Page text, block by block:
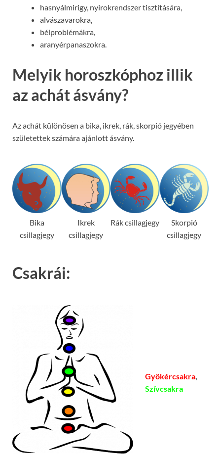
hasnyálmirigy, nyirokrendszer tisztítására,
alvászavarokra,
bélproblémákra,
aranyérpanaszokra.
Melyik horoszkóphoz illik
az achát ásvány?
Az achát különösen a bika, ikrek, rák, skorpió jegyében
születettek számára ajánlott ásvány.
Bika
csillagjegy
Ikrek
csillagjegy
Rák csillagjegy
Skorpió
csillagjegy
Csakrái:
Gyökércsakra,
Szívcsakra